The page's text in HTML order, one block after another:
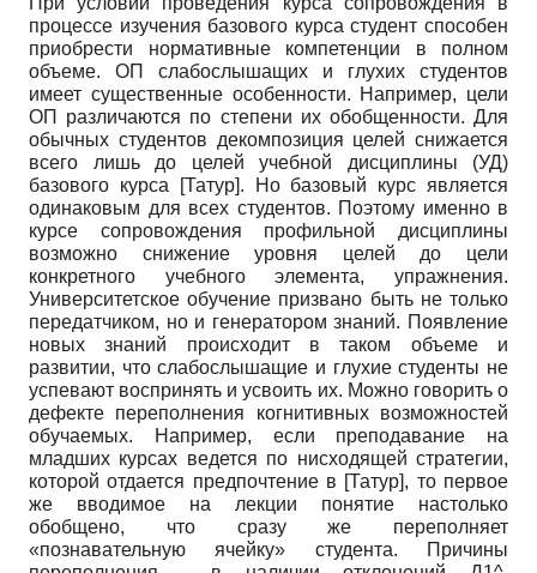
процессе изучения базового курса студент способен
приобрести нормативные компетенции в полном
объеме. ОП слабослышащих и глухих студентов
имеет существенные особенности. Например, цели
ОП различаются по степени их обобщенности. Для
обычных студентов декомпозиция целей снижается
всего лишь до целей учебной дисциплины (УД)
базового курса
[Татур]. Но базовый курс является
одинаковым для всех студентов. Поэтому именно в
курсе сопровождения профильной дисциплины
возможно снижение уровня целей до цели
конкретного учебного элемента, упражнения.
Университетское обучение призвано быть не только
передатчиком, но и генератором знаний. Появление
новых знаний происходит в таком объеме и
развитии, что слабослышащие и глухие студенты не
успевают воспринять и усвоить их. Можно говорить о
дефекте переполнения когнитивных возможностей
обучаемых. Например, если преподавание на
младших курсах ведется по нисходящей стратегии,
которой отдается предпочтение в [Татур], то первое
же вводимое на лекции понятие настолько
обобщено, что сразу же переполняет
«познавательную ячейку» студента. Причины